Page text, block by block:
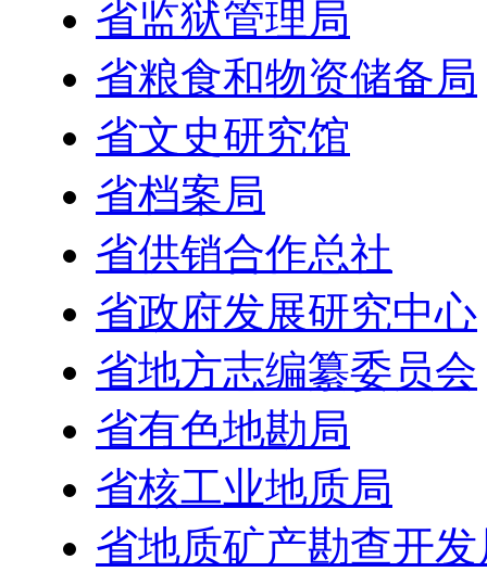
省监狱管理局
省粮食和物资储备局
省文史研究馆
省档案局
省供销合作总社
省政府发展研究中心
省地方志编纂委员会
省有色地勘局
省核工业地质局
省地质矿产勘查开发